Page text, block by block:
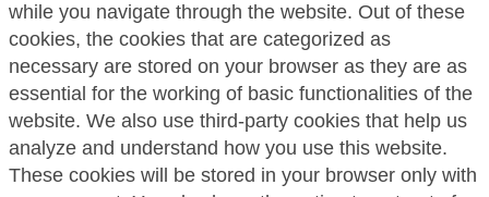
while you navigate through the website. Out of these
cookies, the cookies that are categorized as
necessary are stored on your browser as they are as
essential for the working of basic functionalities of the
website. We also use third-party cookies that help us
analyze and understand how you use this website.
These cookies will be stored in your browser only with